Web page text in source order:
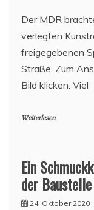
Der MDR
verlegten
freigegebenen
Straße. Zum
Bild klicken. Viel
Weiterlesen
Ein
der
24. Oktober 2020